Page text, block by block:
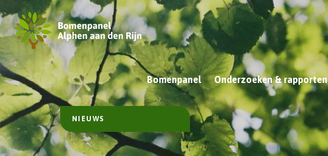
Bomenpanel Onderzoeken & rapporten
NIEUWS